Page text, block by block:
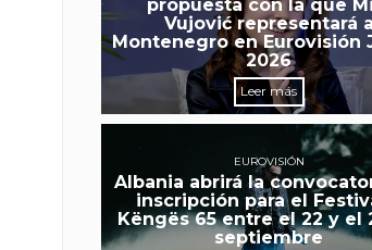
propuesta con la que
Vujović representará a
Montenegro en Eurovisión
2026
Leer más
EUROVISIÓN
Albania abrirá la
inscripción para el
Këngës 65 entre el 22 y el
septiembre